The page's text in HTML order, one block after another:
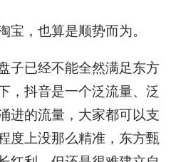
宝，也算是顺势而为。
子已经不能全然满足东方
，抖音是一个泛流量、泛
进的流量，大家都可以支
度上没那么精准，东方甄